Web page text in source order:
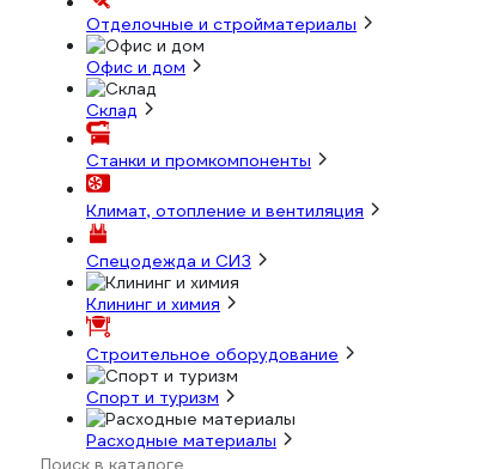
Отделочные и стройматериалы
Офис и дом
Склад
Станки и промкомпоненты
Климат, отопление и вентиляция
Спецодежда и СИЗ
Клининг и химия
Строительное оборудование
Спорт и туризм
Расходные материалы